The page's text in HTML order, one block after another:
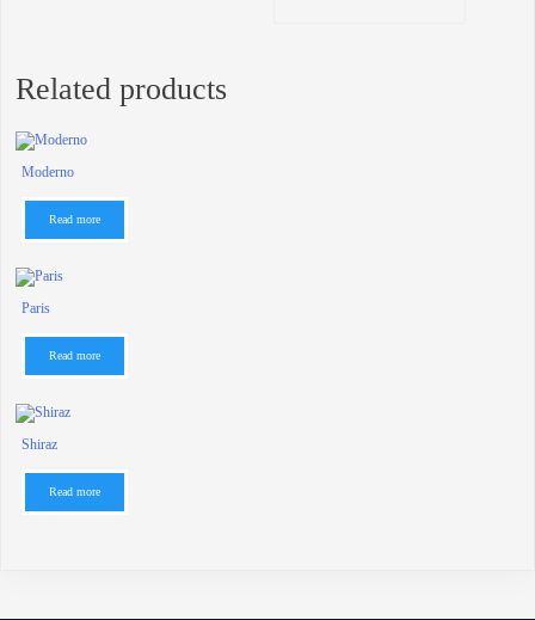
Related products
Moderno
Read more
Paris
Read more
Shiraz
Read more